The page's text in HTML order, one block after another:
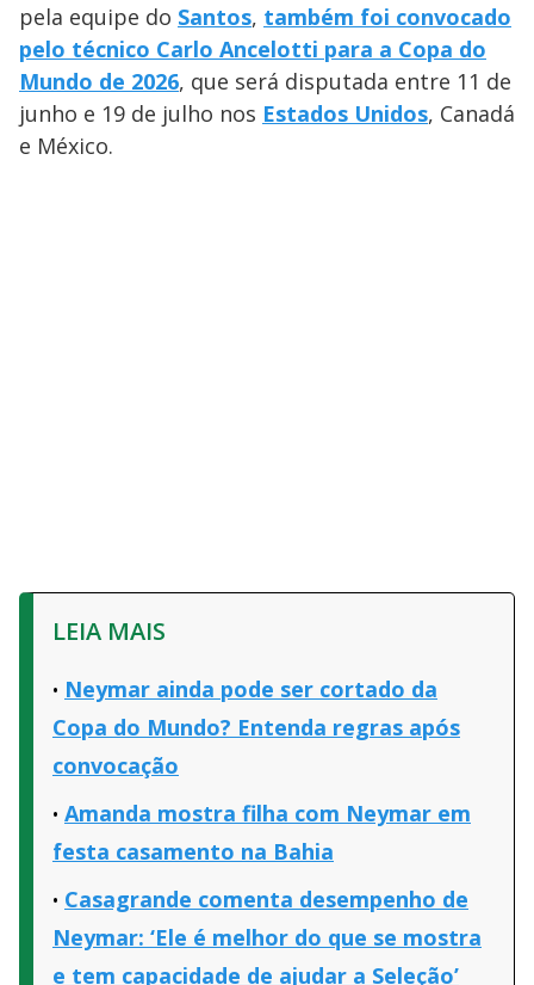
pela equipe do Santos, também foi convocado
pelo técnico Carlo Ancelotti para a Copa do
Mundo de 2026, que será disputada entre 11 de
junho e 19 de julho nos Estados Unidos, Canadá
e México.
LEIA MAIS
Neymar ainda pode ser cortado da
Copa do Mundo? Entenda regras após
convocação
Amanda mostra filha com Neymar em
festa casamento na Bahia
Casagrande comenta desempenho de
Neymar: ‘Ele é melhor do que se mostra
e tem capacidade de ajudar a Seleção’